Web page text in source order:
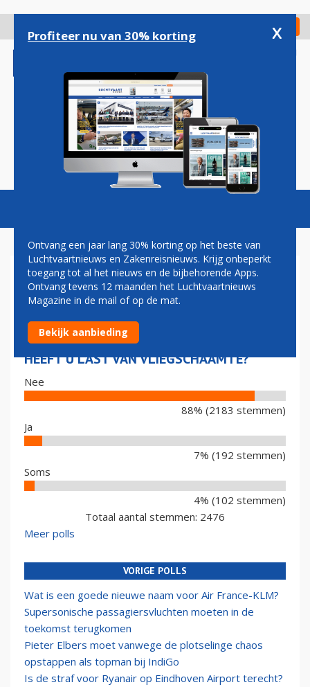
gaan
Check in
Magazine Podcasts Vacatures
HEEFT U LAST VAN
VLIEGSCHAAMTE?
HEEFT U LAST VAN VLIEGSCHAAMTE?
Nee
88% (2183 stemmen)
Ja
7% (192 stemmen)
Soms
4% (102 stemmen)
Totaal aantal stemmen: 2476
Meer polls
VORIGE POLLS
Wat is een goede nieuwe naam voor Air France-KLM?
Supersonische passagiersvluchten moeten in de
toekomst terugkomen
Pieter Elbers moet vanwege de plotselinge chaos
opstappen als topman bij IndiGo
Is de straf voor Ryanair op Eindhoven Airport terecht?
Profiteer nu van 30% korting x
Ontvang een jaar lang 30% korting op het beste van
Luchtvaartnieuws en Zakenreisnieuws. Krijg onbeperkt
toegang tot al het nieuws en de bijbehorende Apps.
Ontvang tevens 12 maanden het Luchtvaartnieuws
Magazine in de mail of op de mat.
Bekijk aanbieding